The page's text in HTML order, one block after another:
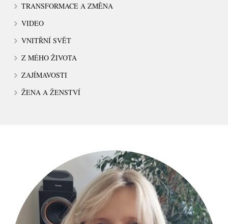
TRANSFORMACE A ZMĚNA
VIDEO
VNITŘNÍ SVĚT
Z MÉHO ŽIVOTA
ZAJÍMAVOSTI
ŽENA A ŽENSTVÍ